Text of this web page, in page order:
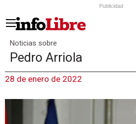
Publicidad
Noticias sobre
Pedro Arriola
28 de enero de 2022